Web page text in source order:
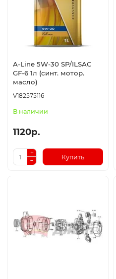
A-Line 5W-30 SP/ILSAC
GF-6 1л (синт. мотор.
масло)
V182575116
В наличии
1120р.
Купить